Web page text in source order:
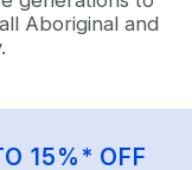
Aboriginal and
15%* OFF